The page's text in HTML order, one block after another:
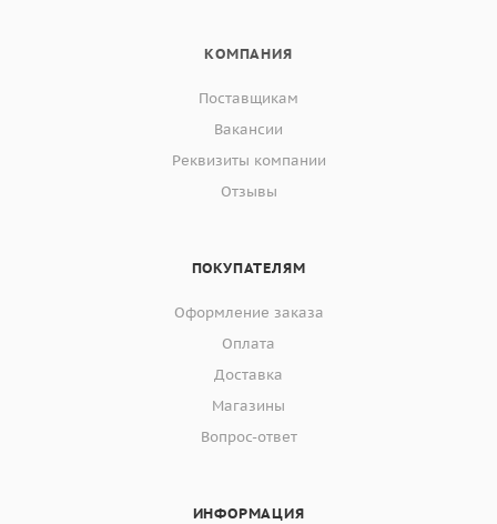
КОМПАНИЯ
Поставщикам
Вакансии
Реквизиты компании
Отзывы
ПОКУПАТЕЛЯМ
Оформление заказа
Оплата
Доставка
Магазины
Вопрос-ответ
ИНФОРМАЦИЯ